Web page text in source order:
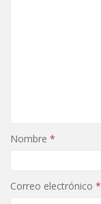
Nombre *
Correo electrónico *